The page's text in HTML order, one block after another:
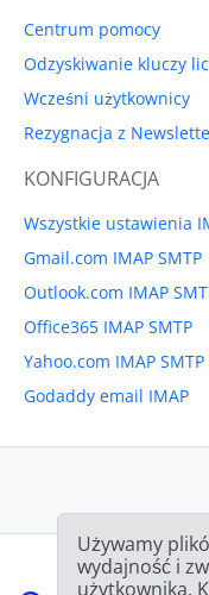
Centrum pomocy
Odzyskiwanie kluczy
Wcześni użytkownicy
Rezygnacja z
KONFIGURACJA
Wszystkie ustawienia
Gmail.com IMAP SMTP
Outlook.com IMAP
Office365 IMAP SMTP
Yahoo.com IMAP SMTP
Godaddy email IMAP
Używamy
wydajność i
użytkownika.